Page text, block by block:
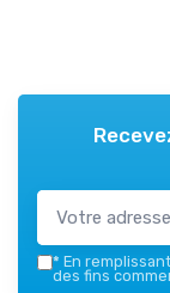
* En
des fins